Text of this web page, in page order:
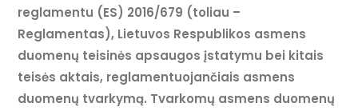
reglamentu (ES) 2016/679 (toliau –
Reglamentas), Lietuvos Respublikos asmens
duomenų teisinės apsaugos įstatymu bei kitais
teisės aktais, reglamentuojančiais asmens
duomenų tvarkymą. Tvarkomų asmens duomenų